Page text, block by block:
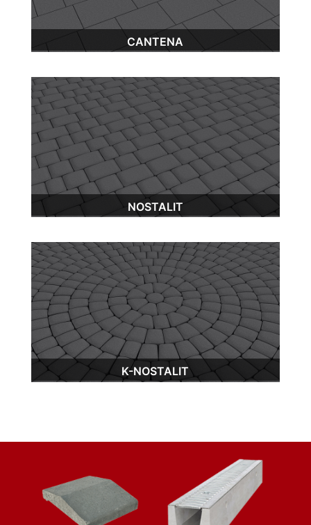
CANTENA
NOSTALIT
K-NOSTALIT